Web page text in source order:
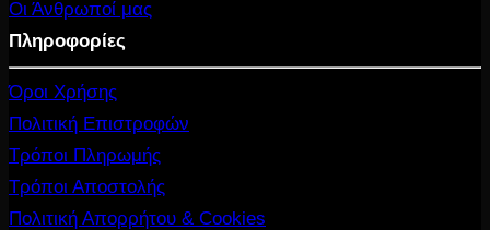
Οι Άνθρωποί μας
Πληροφορίες
Όροι Χρήσης
Πολιτική Επιστροφών
Τρόποι Πληρωμής
Τρόποι Αποστολής
Πολιτική Απορρήτου & Cookies